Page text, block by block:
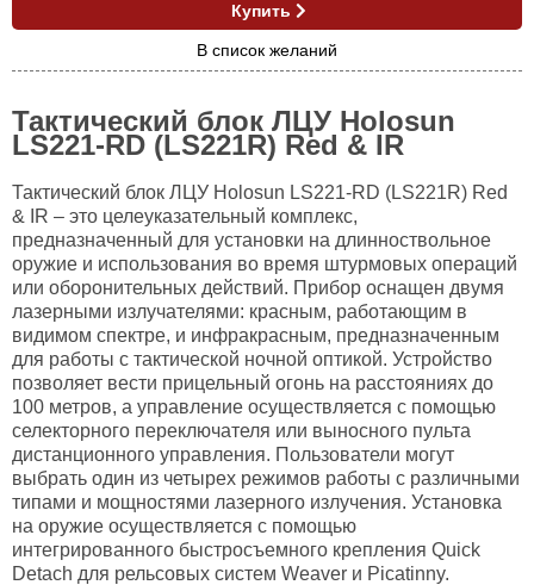
Купить
В список желаний
Тактический блок ЛЦУ Holosun
LS221-RD (LS221R) Red & IR
Тактический блок ЛЦУ Holosun LS221-RD (LS221R) Red
& IR – это целеуказательный комплекс,
предназначенный для установки на длинноствольное
оружие и использования во время штурмовых операций
или оборонительных действий. Прибор оснащен двумя
лазерными излучателями: красным, работающим в
видимом спектре, и инфракрасным, предназначенным
для работы с тактической ночной оптикой. Устройство
позволяет вести прицельный огонь на расстояниях до
100 метров, а управление осуществляется с помощью
селекторного переключателя или выносного пульта
дистанционного управления. Пользователи могут
выбрать один из четырех режимов работы с различными
типами и мощностями лазерного излучения. Установка
на оружие осуществляется с помощью
интегрированного быстросъемного крепления Quick
Detach для рельсовых систем Weaver и Picatinny.